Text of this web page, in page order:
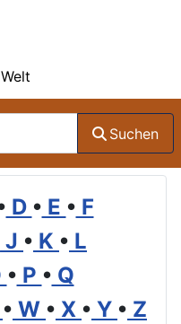
Suchen
D • E • F
J • K • L
• P • Q
• W • X • Y • Z